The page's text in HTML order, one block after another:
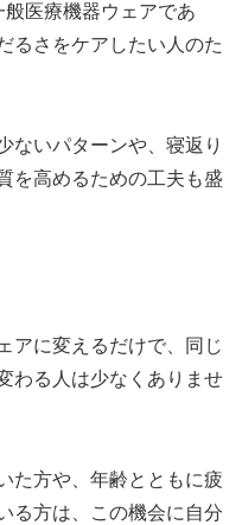
般医療機器ウェアであ
るさをケアしたい人のた
ないパターンや、寝返り
を高めるための工夫も盛
アに変えるだけで、同じ
わる人は少なくありませ
た方や、年齢とともに疲
る方は、この機会に自分